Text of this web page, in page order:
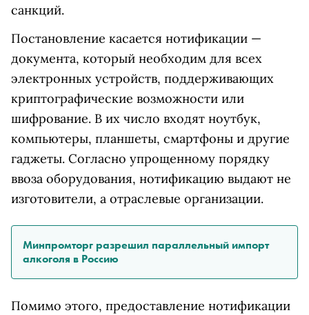
санкций.
Постановление касается нотификации —
документа, который необходим для всех
электронных устройств, поддерживающих
криптографические возможности или
шифрование. В их число входят ноутбук,
компьютеры, планшеты, смартфоны и другие
гаджеты. Согласно упрощенному порядку
ввоза оборудования, нотификацию выдают не
изготовители, а отраслевые организации.
Минпромторг разрешил параллельный импорт
алкоголя в Россию
Помимо этого, предоставление нотификации